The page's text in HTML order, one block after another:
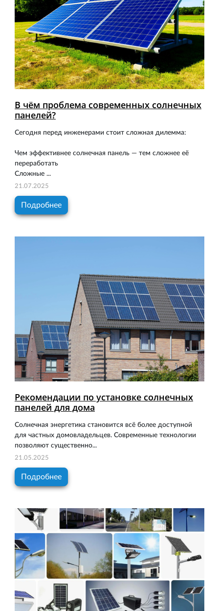
В чём проблема современных солнечных
панелей?
Сегодня перед инженерами стоит сложная дилемма:
Чем эффективнее солнечная панель — тем сложнее её
переработать
Сложные ...
21.07.2025
Подробнее
Рекомендации по установке солнечных
панелей для дома
Солнечная энергетика становится всё более доступной
для частных домовладельцев. Современные технологии
позволяют существенно...
21.05.2025
Подробнее